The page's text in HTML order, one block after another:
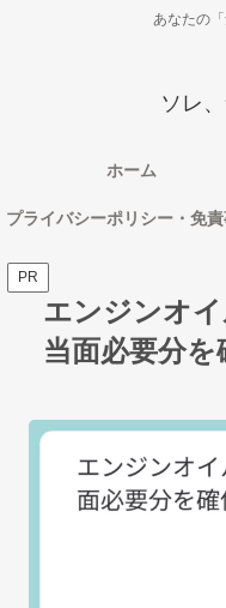
あなたの
ソレ
ホーム
プライバシーポリシー・免
PR
エンジンオ
当面必要分